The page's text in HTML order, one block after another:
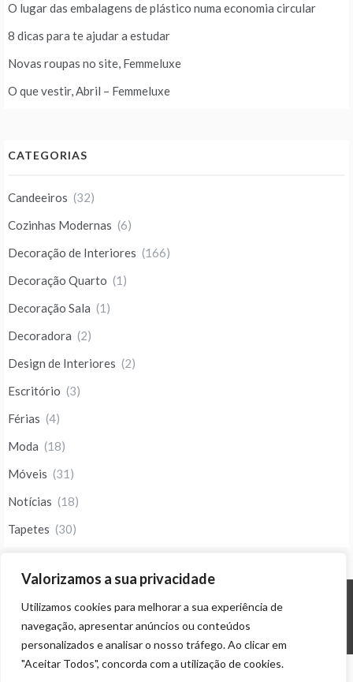
Valorizamos a sua privacidade
Utilizamos cookies para melhorar a sua experiência de
navegação, apresentar anúncios ou conteúdos
personalizados e analisar o nosso tráfego. Ao clicar em
"Aceitar Todos", concorda com a utilização de cookies.
O lugar das embalagens de plástico numa economia circular
8 dicas para te ajudar a estudar
Novas roupas no site, Femmeluxe
O que vestir, Abril – Femmeluxe
CATEGORIAS
Candeeiros (32)
Cozinhas Modernas (6)
Decoração de Interiores (166)
Decoração Quarto (1)
Decoração Sala (1)
Decoradora (2)
Design de Interiores (2)
Escritório (3)
Férias (4)
Moda (18)
Móveis (31)
Notícias (18)
Tapetes (30)